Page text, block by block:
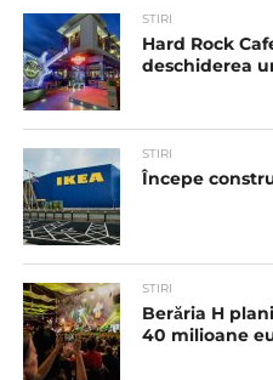
STIRI
Hard Rock
deschiderea
STIRI
Începe
STIRI
Berăria H
40 milioane